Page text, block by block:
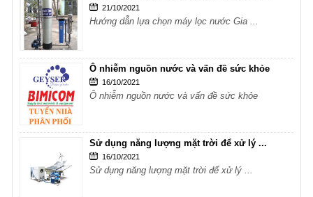
21/10/2021
Hướng dẫn lựa chọn máy lọc nước Gia ...
Ô nhiễm nguồn nước và vấn đề sức khỏe
16/10/2021
Ô nhiễm nguồn nước và vấn đề sức khỏe
Sử dụng năng lượng mặt trời để xử lý ...
16/10/2021
Sử dụng năng lượng mặt trời để xử lý ...